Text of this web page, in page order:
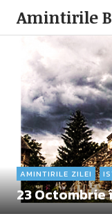
Amintirile
AMINTIRILE ZILEI
23